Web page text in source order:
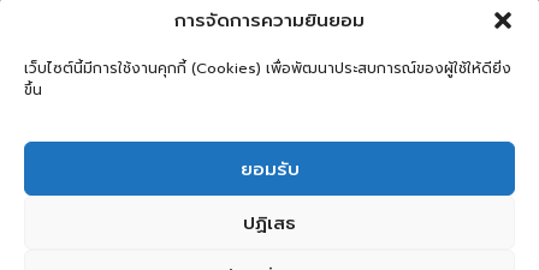
การจัดการความยินยอม
เว็บไซต์นี้มีการใช้งานคุกกี้ (Cookies) เพื่อพัฒนาประสบการณ์ของผู้ใช้ให้ดียิ่ง
ขึ้น
ยอมรับ
ปฏิเสธ
Content Creation & Strategy
Video Production
Copywriting